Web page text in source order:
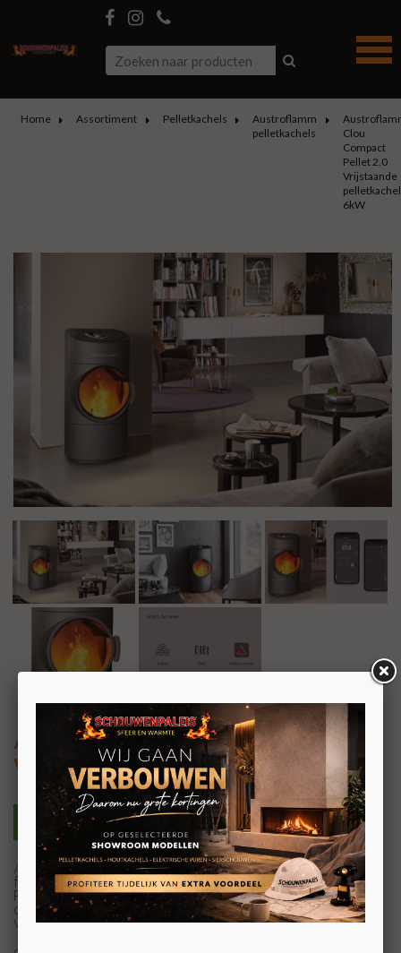
Home Assortiment Pelletkachels
Austroflamm
pelletkachels
Clou
Compact
Pellet 2.0
Vrijstaande
pelletkachel
6kW
Austroflamm Clou Compact Pellet 2.0
Vrijstaande pelletkachel 6kW
Alle kwaliteiten van de Clou, maar dan kleiner van
formaat en een lager vermogen: dat is de Clou compact
Pellet. Dit betekent dat hij ook de zeer gemakkelijke
draaiknop heeft, voor de bediening van de kachel,
verpakt in een verbluffend ontwerp.